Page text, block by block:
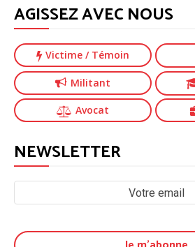
AGISSEZ AVEC NOUS
Victime / Témoin
Militant
Avocat
NEWSLETTER